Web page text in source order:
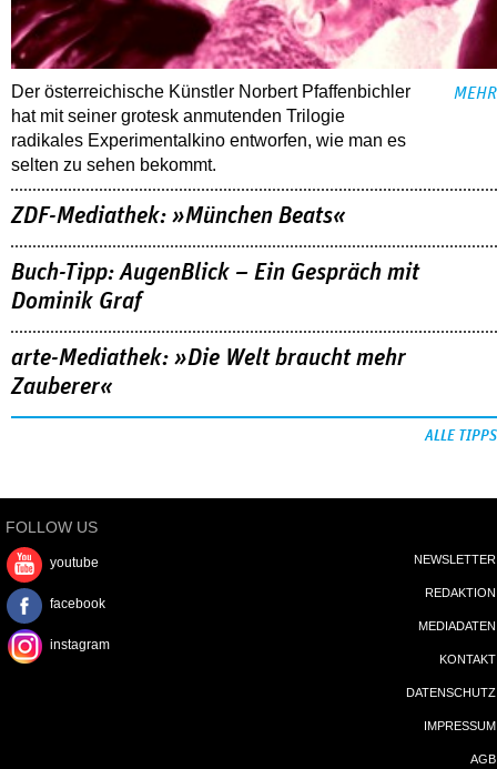
Der österreichische Künstler Norbert Pfaffenbichler
hat mit seiner grotesk anmutenden Trilogie
radikales Experimentalkino entworfen, wie man es
selten zu sehen bekommt.
MEHR
ZDF-Mediathek: »München Beats«
Buch-Tipp: AugenBlick – Ein Gespräch mit
Dominik Graf
arte-Mediathek: »Die Welt braucht mehr
Zauberer«
ALLE TIPPS
FOLLOW US
youtube
facebook
instagram
NEWSLETTER
REDAKTION
MEDIADATEN
KONTAKT
DATENSCHUTZ
IMPRESSUM
AGB